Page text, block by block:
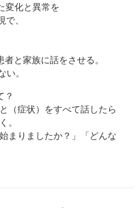
変化と異常を
、
と家族に話をさせる。
い。
？
（症状）をすべて話したら
。
まりましたか？」「どんな